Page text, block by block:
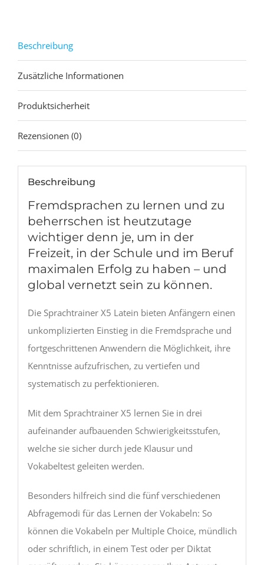
Beschreibung
Zusätzliche Informationen
Produktsicherheit
Rezensionen (0)
Beschreibung
Fremdsprachen zu lernen und zu
beherrschen ist heutzutage
wichtiger denn je, um in der
Freizeit, in der Schule und im Beruf
maximalen Erfolg zu haben – und
global vernetzt sein zu können.
Die Sprachtrainer X5 Latein bieten Anfängern einen
unkomplizierten Einstieg in die Fremdsprache und
fortgeschrittenen Anwendern die Möglichkeit, ihre
Kenntnisse aufzufrischen, zu vertiefen und
systematisch zu perfektionieren.
Mit dem Sprachtrainer X5 lernen Sie in drei
aufeinander aufbauenden Schwierigkeitsstufen,
welche sie sicher durch jede Klausur und
Vokabeltest geleiten werden.
Besonders hilfreich sind die fünf verschiedenen
Abfragemodi für das Lernen der Vokabeln: So
können die Vokabeln per Multiple Choice, mündlich
oder schriftlich, in einem Test oder per Diktat